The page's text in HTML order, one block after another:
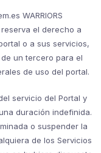
WARRIORS
reserva el derecho a
o a sus servicios,
un tercero para el
de uso del portal.
servicio del Portal y
duración indefinida.
o suspender la
de los Servicios